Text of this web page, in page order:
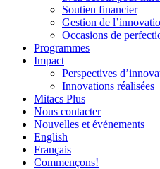
Soutien financier
Gestion de
Occasions de
Programmes
Impact
Perspectives
Innovations réalisées
Mitacs Plus
Nous contacter
Nouvelles et événements
English
Français
Commençons!